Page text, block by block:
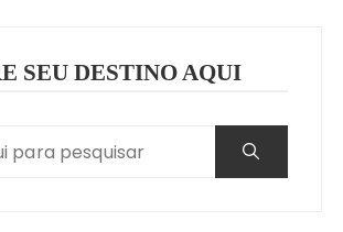
SEU DESTINO AQUI